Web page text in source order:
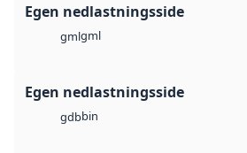
Egen nedlastningsside
gmlgml
Egen nedlastningsside
gdbbin